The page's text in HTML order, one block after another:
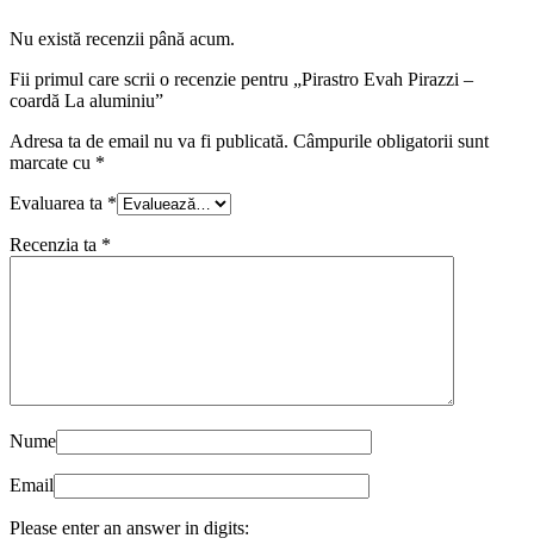
Nu există recenzii până acum.
Fii primul care scrii o recenzie pentru „Pirastro Evah Pirazzi –
coardă La aluminiu”
Adresa ta de email nu va fi publicată. Câmpurile obligatorii sunt
marcate cu *
Evaluarea ta *
Recenzia ta *
Nume
Email
Please enter an answer in digits: